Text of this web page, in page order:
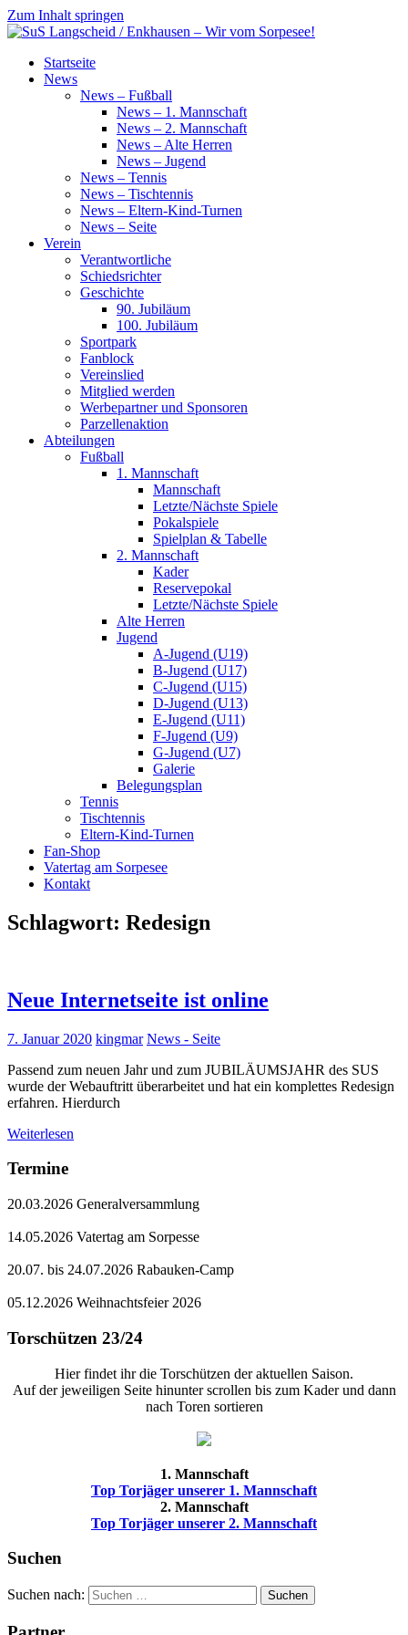
Zum Inhalt springen
SuS
Langscheid
Startseite
News
News – Fußball
News – 1. Mannschaft
News – 2. Mannschaft
News – Alte Herren
News – Jugend
News – Tennis
News – Tischtennis
News – Eltern-Kind-Turnen
News – Seite
Verein
Verantwortliche
Schiedsrichter
Geschichte
90. Jubiläum
100. Jubiläum
Sportpark
Fanblock
Vereinslied
Mitglied werden
Werbepartner und Sponsoren
Parzellenaktion
Abteilungen
Fußball
1. Mannschaft
Mannschaft
Letzte/Nächste Spiele
Pokalspiele
Spielplan & Tabelle
2. Mannschaft
Kader
Reservepokal
Letzte/Nächste Spiele
Alte Herren
Jugend
A-Jugend (U19)
B-Jugend (U17)
C-Jugend (U15)
D-Jugend (U13)
E-Jugend (U11)
F-Jugend (U9)
G-Jugend (U7)
Galerie
Belegungsplan
Tennis
Tischtennis
Eltern-Kind-Turnen
Fan-Shop
Vatertag am Sorpesee
Kontakt
Schlagwort: Redesign
Neue Internetseite ist online
7. Januar 2020 kingmar News - Seite
Passend zum neuen Jahr und zum JUBILÄUMSJAHR des SUS
wurde der Webauftritt überarbeitet und hat ein komplettes Redesign
erfahren. Hierdurch
Weiterlesen
Termine
20.03.2026 Generalversammlung
14.05.2026 Vatertag am Sorpesse
20.07. bis 24.07.2026 Rabauken-Camp
05.12.2026 Weihnachtsfeier 2026
Torschützen 23/24
Hier findet ihr die Torschützen der aktuellen Saison.
Auf der jeweiligen Seite hinunter scrollen bis zum Kader und dann
nach Toren sortieren
1. Mannschaft
Top Torjäger unserer 1. Mannschaft
2. Mannschaft
Top Torjäger unserer 2. Mannschaft
Suchen
Suchen nach: Suchen